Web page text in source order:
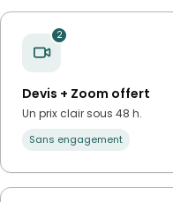
2
Devis + Zoom offert
Un prix clair sous 48 h.
Sans engagement